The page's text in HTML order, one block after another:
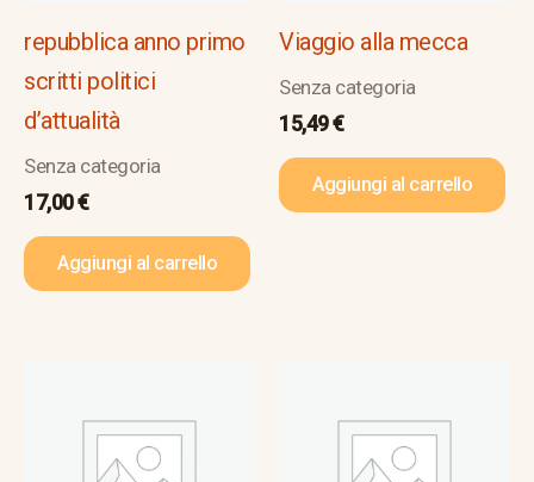
repubblica anno primo
scritti politici
d’attualità
Senza categoria
17,00€
Aggiungi al carrello
Viaggio alla mecca
Senza categoria
15,49€
Aggiungi al carrello